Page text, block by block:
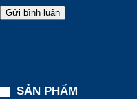
SẢN PHẨM